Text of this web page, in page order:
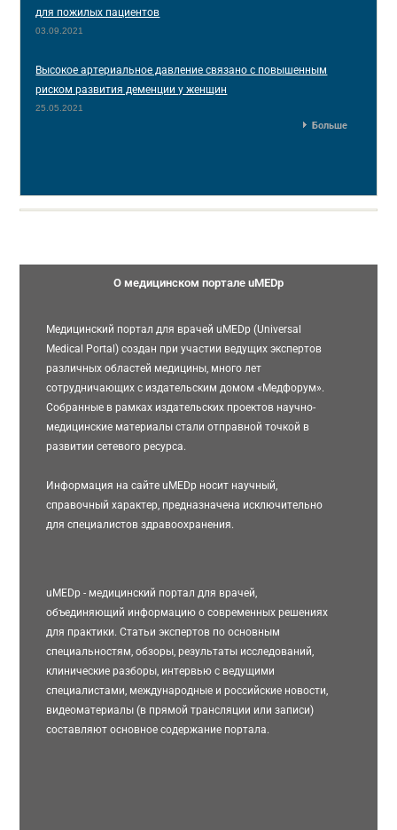
для пожилых пациентов
03.09.2021
Высокое артериальное давление связано с повышенным
риском развития деменции у женщин
25.05.2021
Больше
О медицинском портале uMEDp
Медицинский портал для врачей uMEDp (Universal
Medical Portal) создан при участии ведущих экспертов
различных областей медицины, много лет
сотрудничающих с издательским домом «Медфорум».
Собранные в рамках издательских проектов научно-
медицинские материалы стали отправной точкой в
развитии сетевого ресурса.
Информация на сайте uMEDp носит научный,
справочный характер, предназначена исключительно
для специалистов здравоохранения.
uMEDp - медицинский портал для врачей,
объединяющий информацию о современных решениях
для практики. Статьи экспертов по основным
специальностям, обзоры, результаты исследований,
клинические разборы, интервью с ведущими
специалистами, международные и российские новости,
видеоматериалы (в прямой трансляции или записи)
составляют основное содержание портала.